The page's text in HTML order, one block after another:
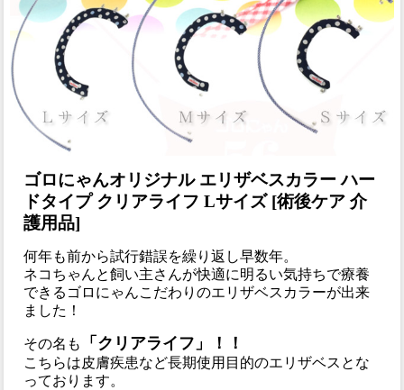
ゴロにゃんオリジナル エリザベスカラー ハー
ドタイプ クリアライフ Lサイズ [術後ケア 介
護用品]
何年も前から試行錯誤を繰り返し早数年。
ネコちゃんと飼い主さんが快適に明るい気持ちで療養
できるゴロにゃんこだわりのエリザベスカラーが出来
ました！
その名も 「クリアライフ」！！
こちらは皮膚疾患など長期使用目的のエリザベスとな
っております。